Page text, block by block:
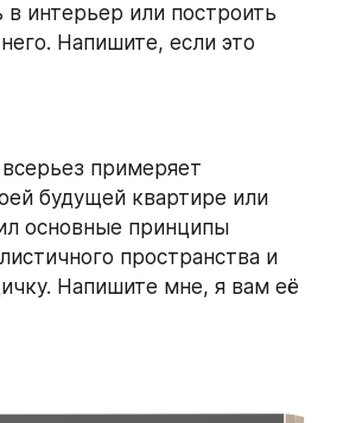
в интерьер или построить
Напишите, если это
примеряет
будущей квартире или
основные принципы
пространства и
Напишите мне, я вам её